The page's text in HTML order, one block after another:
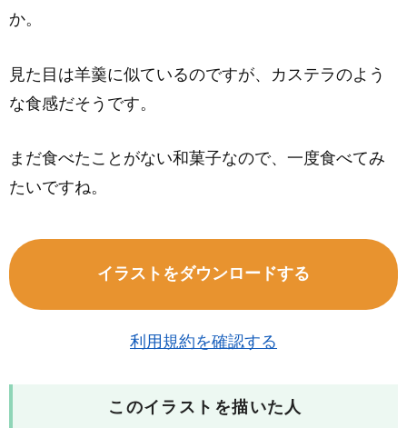
か。
見た目は羊羹に似ているのですが、カステラのよう
な食感だそうです。
まだ食べたことがない和菓子なので、一度食べてみ
たいですね。
イラストをダウンロードする
利用規約を確認する
このイラストを描いた人